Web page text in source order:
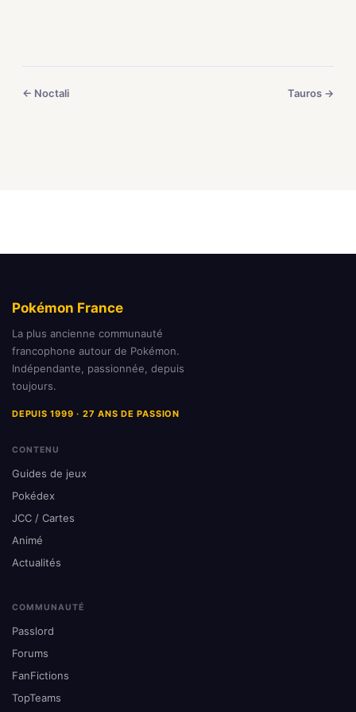
← Noctali Tauros →
Pokémon France
La plus ancienne communauté
francophone autour de Pokémon.
Indépendante, passionnée, depuis
toujours.
DEPUIS 1999 · 27 ANS DE PASSION
CONTENU
Guides de jeux
Pokédex
JCC / Cartes
Animé
Actualités
COMMUNAUTÉ
Passlord
Forums
FanFictions
TopTeams